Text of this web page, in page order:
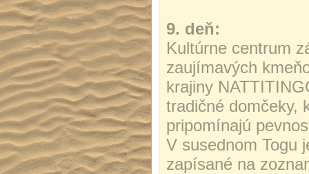
9. deň:
Kultúrne centrum
zaujímavých
krajiny
tradičné domčeky,
pripomínajú
V susednom Togu
zapísané na